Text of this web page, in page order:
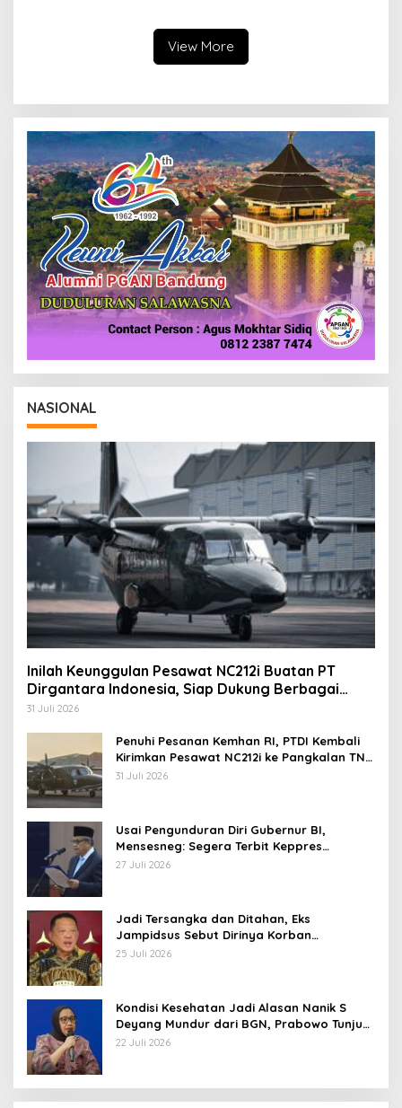
View More
NASIONAL
Inilah Keunggulan Pesawat NC212i Buatan PT
Dirgantara Indonesia, Siap Dukung Berbagai
Operasi TNI
31 Juli 2026
Penuhi Pesanan Kemhan RI, PTDI Kembali
Kirimkan Pesawat NC212i ke Pangkalan TNI
AU
31 Juli 2026
Usai Pengunduran Diri Gubernur BI,
Mensesneg: Segera Terbit Keppres
Pemberhentian dengan Hormat
27 Juli 2026
Jadi Tersangka dan Ditahan, Eks
Jampidsus Sebut Dirinya Korban
Kriminalisasi
25 Juli 2026
Kondisi Kesehatan Jadi Alasan Nanik S
Deyang Mundur dari BGN, Prabowo Tunjuk
Wamentan Sudaryono
22 Juli 2026